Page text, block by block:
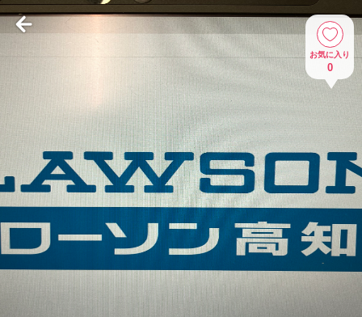
お気に入り
0